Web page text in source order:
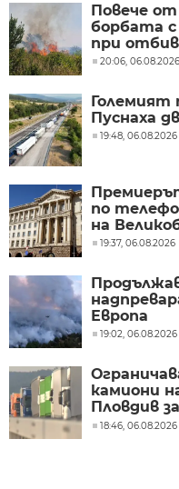
Повече от
борбата
при
20:06, 06.08.2026
Големият
Пуснаха
19:48, 06.08.2026
по
на
19:37, 06.08.2026
Европа
19:02, 06.08.2026
камиони
Пловдив
"Тракия"
18:46, 06.08.2026